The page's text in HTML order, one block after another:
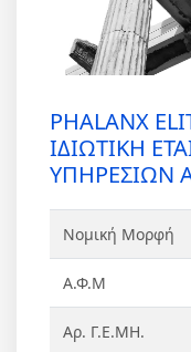
PHALANX
ΙΔΙΩΤΙΚΗ
ΥΠΗΡΕΣΙΩΝ
Νομική Μορφή
Α.Φ.Μ
Αρ. Γ.Ε.ΜΗ.